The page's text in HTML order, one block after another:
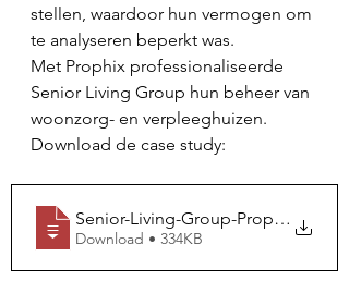
stellen, waardoor hun vermogen om
te analyseren beperkt was.
Met Prophix professionaliseerde
Senior Living Group hun beheer van
woonzorg- en verpleeghuizen.
Download de case study:
Senior-Living-Group-Prophix-
Download • 334KB